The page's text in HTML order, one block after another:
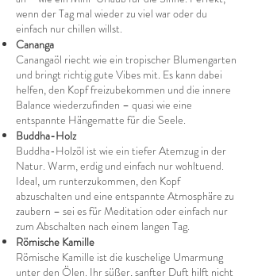
wenn der Tag mal wieder zu viel war oder du
einfach nur chillen willst.
Cananga
Canangaöl riecht wie ein tropischer Blumengarten
und bringt richtig gute Vibes mit. Es kann dabei
helfen, den Kopf freizubekommen und die innere
Balance wiederzufinden – quasi wie eine
entspannte Hängematte für die Seele.
Buddha-Holz
Buddha-Holzöl ist wie ein tiefer Atemzug in der
Natur. Warm, erdig und einfach nur wohltuend.
Ideal, um runterzukommen, den Kopf
abzuschalten und eine entspannte Atmosphäre zu
zaubern – sei es für Meditation oder einfach nur
zum Abschalten nach einem langen Tag.
Römische Kamille
Römische Kamille ist die kuschelige Umarmung
unter den Ölen. Ihr süßer, sanfter Duft hilft nicht